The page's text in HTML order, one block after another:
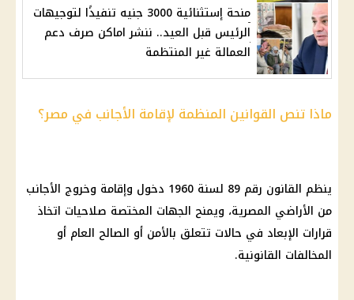
منحة إستثنائية 3000 جنيه تنفيذًا لتوجيهات
الرئيس قبل العيد.. ننشر اماكن صرف دعم
العمالة غير المنتظمة
ماذا تنص القوانين المنظمة لإقامة الأجانب في مصر؟
ينظم القانون رقم 89 لسنة 1960 دخول وإقامة وخروج الأجانب
من الأراضي المصرية، ويمنح الجهات المختصة صلاحيات اتخاذ
قرارات الإبعاد في حالات تتعلق بالأمن أو الصالح العام أو
المخالفات القانونية.